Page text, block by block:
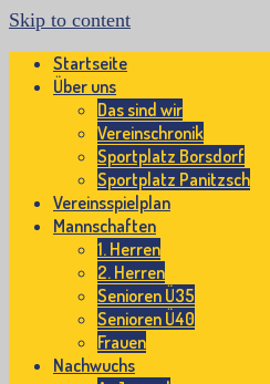
Skip to content
Startseite
Über uns
Das sind wir
Vereinschronik
Sportplatz Borsdorf
Sportplatz Panitzsch
Vereinsspielplan
Mannschaften
1. Herren
2. Herren
Senioren Ü35
Senioren Ü40
Frauen
Nachwuchs